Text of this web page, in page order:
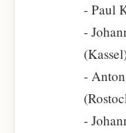
- Paul
-
-
-